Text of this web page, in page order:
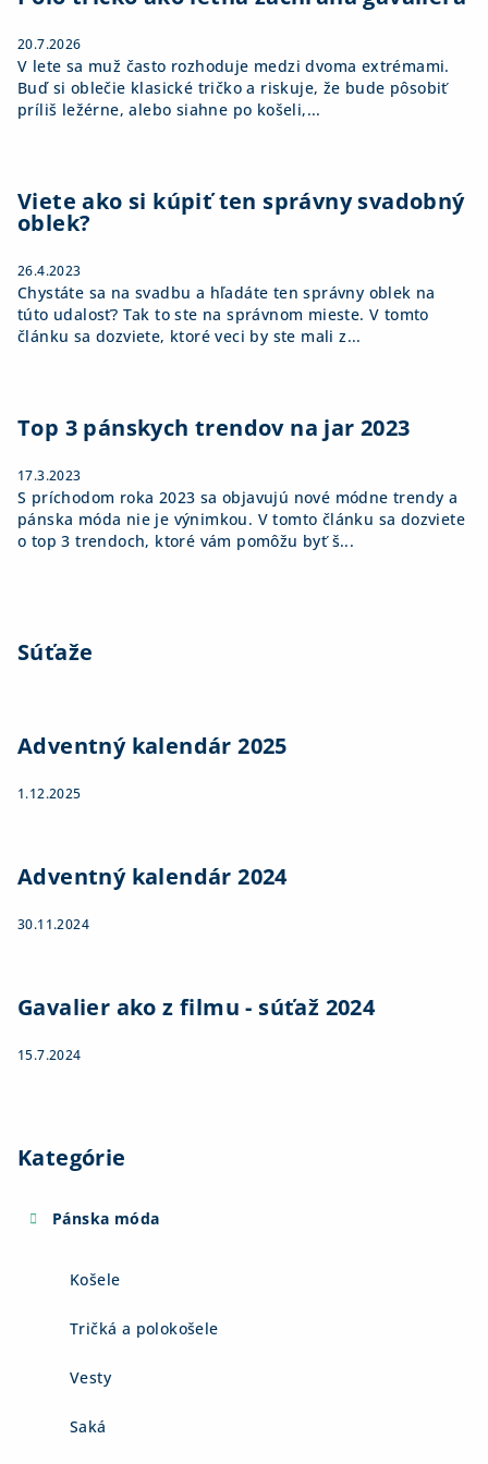
20.7.2026
V lete sa muž často rozhoduje medzi dvoma extrémami.
Buď si oblečie klasické tričko a riskuje, že bude pôsobiť
príliš ležérne, alebo siahne po košeli,...
Viete ako si kúpiť ten správny svadobný
oblek?
26.4.2023
Chystáte sa na svadbu a hľadáte ten správny oblek na
túto udalosť? Tak to ste na správnom mieste. V tomto
článku sa dozviete, ktoré veci by ste mali z...
Top 3 pánskych trendov na jar 2023
17.3.2023
S príchodom roka 2023 sa objavujú nové módne trendy a
pánska móda nie je výnimkou. V tomto článku sa dozviete
o top 3 trendoch, ktoré vám pomôžu byť š...
Súťaže
Adventný kalendár 2025
1.12.2025
Adventný kalendár 2024
30.11.2024
Gavalier ako z filmu - súťaž 2024
15.7.2024
Kategórie
Pánska móda
Košele
Tričká a polokošele
Vesty
Saká